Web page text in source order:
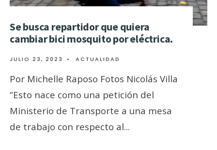
Se busca repartidor que quiera
cambiar bici mosquito por eléctrica.
JULIO 23, 2023 • ACTUALIDAD
Por Michelle Raposo Fotos Nicolás Villa
“Esto nace como una petición del
Ministerio de Transporte a una mesa
de trabajo con respecto al...